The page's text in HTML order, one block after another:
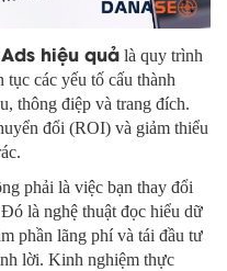
hiệu quả là quy trình
các yếu tố cấu thành
thông điệp và trang đích.
đổi (ROI) và giảm thiểu
phải là việc bạn thay đổi
là nghệ thuật đọc hiểu dữ
phần lãng phí và tái đầu tư
lời. Kinh nghiệm thực